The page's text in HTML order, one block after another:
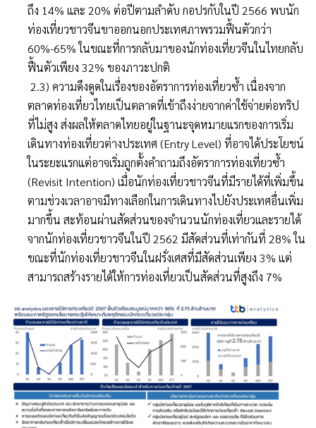
ถึง 14% และ 20% ต่อปีตามลำดับ กอปรกับในปี 2566 พบนัก
ท่องเที่ยวชาวจีนขาออกนอกประเทศภาพรวมฟื้นตัวกว่า
60%-65% ในขณะที่การกลับมาของนักท่องเที่ยวจีนในไทยกลับ
ฟื้นตัวเพียง 32% ของภาวะปกติ
2.3) ความดึงดูดในเรื่องของอัตราการท่องเที่ยวซ้ำ เนื่องจาก
ตลาดท่องเที่ยวไทยเป็นตลาดที่เข้าถึงง่ายจากค่าใช้จ่ายต่อทริป
ที่ไม่สูง ส่งผลให้ตลาดไทยอยู่ในฐานะจุดหมายแรกของการเริ่ม
เดินทางท่องเที่ยวต่างประเทศ (Entry Level) ที่อาจได้ประโยชน์
ในระยะแรกแต่อาจเริ่มถูกตั้งคำถามถึงอัตราการท่องเที่ยวซ้ำ
(Revisit Intention) เมื่อนักท่องเที่ยวชาวจีนที่มีรายได้ที่เพิ่มขึ้น
ตามช่วงเวลาอาจมีทางเลือกในการเดินทางไปยังประเทศอื่นเพิ่ม
มากขึ้น สะท้อนผ่านสัดส่วนของจำนวนนักท่องเที่ยวและรายได้
จากนักท่องเที่ยวชาวจีนในปี 2562 มีสัดส่วนที่เท่ากันที่ 28% ใน
ขณะที่นักท่องเที่ยวชาวจีนในฝรั่งเศสที่มีสัดส่วนเพียง 3% แต่
สามารถสร้างรายได้ให้การท่องเที่ยวเป็นสัดส่วนที่สูงถึง 7%